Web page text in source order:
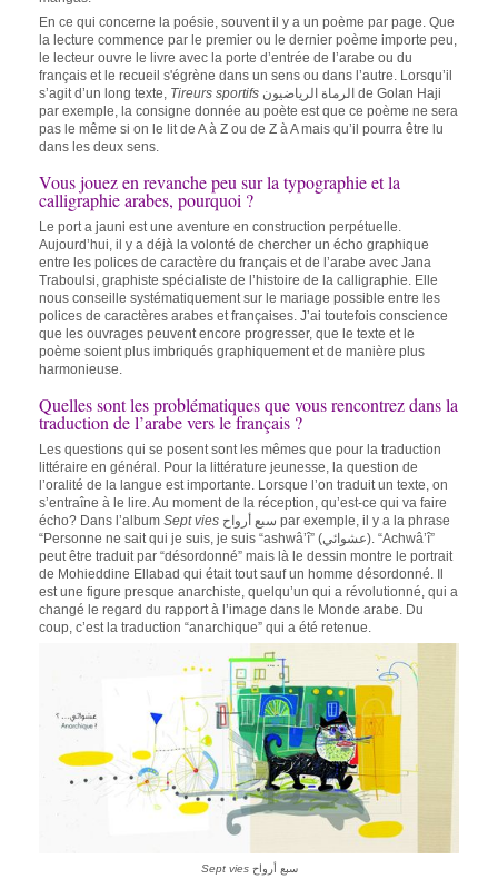
En ce qui concerne la poésie, souvent il y a un poème par page. Que
la lecture commence par le premier ou le dernier poème importe peu,
le lecteur ouvre le livre avec la porte d’entrée de l’arabe ou du
français et le recueil s'égrène dans un sens ou dans l’autre. Lorsqu’il
s’agit d’un long texte, Tireurs sportifs
par exemple, la consigne donnée au poète est que ce poème ne sera
pas le même si on le lit de A à Z ou de Z à A mais qu’il pourra être lu
dans les deux sens.
Vous jouez en revanche peu sur la typographie et la
calligraphie arabes, pourquoi ?
Le port a jauni est une aventure en construction perpétuelle.
Aujourd’hui, il y a déjà la volonté de chercher un écho graphique
entre les polices de caractère du français et de l’arabe avec Jana
Traboulsi, graphiste spécialiste de l’histoire de la calligraphie. Elle
nous conseille systématiquement sur le mariage possible entre les
polices de caractères arabes et françaises. J’ai toutefois conscience
que les ouvrages peuvent encore progresser, que le texte et le
poème soient plus imbriqués graphiquement et de manière plus
harmonieuse.
Quelles sont les problématiques que vous rencontrez dans la
traduction de l’arabe vers le français ?
Les questions qui se posent sont les mêmes que pour la traduction
littéraire en général. Pour la littérature jeunesse, la question de
l’oralité de la langue est importante. Lorsque l’on traduit un texte, on
s’entraîne à le lire. Au moment de la réception, qu’est-ce qui va faire
écho? Dans l’album Sept vies
“Personne ne sait qui je suis, je suis “ashwâ’î” (عشوائي). “Achwâ’î”
peut être traduit par “désordonné” mais là le dessin montre le portrait
de Mohieddine Ellabad qui était tout sauf un homme désordonné. Il
est une figure presque anarchiste, quelqu’un qui a révolutionné, qui a
changé le regard du rapport à l’image dans le Monde arabe. Du
coup, c’est la traduction “anarchique” qui a été retenue.
Sept vies سبع أرواح